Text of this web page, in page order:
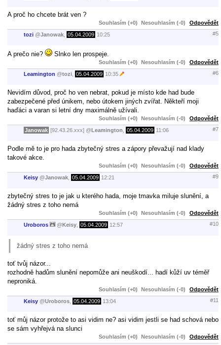
A proč ho chcete brát ven ?
Souhlasím (+0) Nesouhlasím (-0) Odpovědět
tozi @Janowak 05.04.2009 10:25 #5
A prečo nie? Slnko len prospeje.
Souhlasím (+0) Nesouhlasím (-0) Odpovědět
Leamington @tozi 05.04.2009 10:35 #6
Nevidím důvod, proč ho ven nebrat, pokud je místo kde had bude
zabezpečené před únikem, nebo útokem jiných zvířat. Někteří moji
haďáci a varan si letní dny maximálně užívali.
Souhlasím (+0) Nesouhlasím (-0) Odpovědět
Janowak [92.43.26.xxx] @Leamington 05.04.2009 11:06 #7
Podle mě to je pro hada zbytečný stres a zápory převažují nad klady
takové akce.
Souhlasím (+0) Nesouhlasím (-0) Odpovědět
Keisy @Janowak 05.04.2009 12:21 #9
zbytečný stres to je jak u kterého hada, moje tmavka miluje slunění, a
žádný stres z toho nemá
Souhlasím (+0) Nesouhlasím (-0) Odpovědět
Uroboros @Keisy 05.04.2009 12:57 #10
žádný stres z toho nemá
toť tvůj názor...
rozhodně hadům slunění nepomůže ani neuškodí... hadí kůží uv téměř
neproniká.
Souhlasím (+0) Nesouhlasím (-0) Odpovědět
Keisy @Uroboros 05.04.2009 13:04 #11
toť můj názor protože to asi vidim ne? asi vidim jestli se had schová nebo
se sám vyhřejvá na slunci
Souhlasím (+0) Nesouhlasím (-0)
Odpovědět